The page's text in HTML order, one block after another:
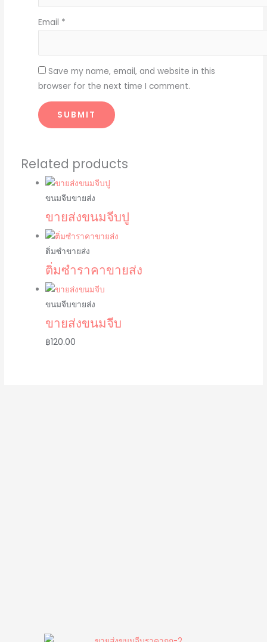
Email *
Save my name, email, and website in this
browser for the next time I comment.
Related products
ขนมจีบขายส่ง
ขายส่งขนมจีบปู
ติ่มซำขายส่ง
ติ่มซำราคาขายส่ง
ขนมจีบขายส่ง
ขายส่งขนมจีบ
฿120.00